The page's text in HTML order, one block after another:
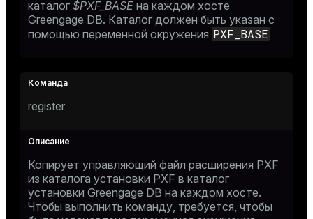
каталог $PXF_BASE на каждом хосте
Greengage DB. Каталог должен быть указан с
помощью переменной окружения PXF_BASE
register
Копирует управляющий файл расширения PXF
из каталога установки PXF в каталог
установки Greengage DB на каждом хосте.
Чтобы выполнить команду, требуется, чтобы